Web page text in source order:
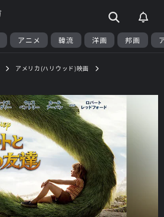
アニメ 韓流 洋画 邦画
アメリカ(ハリウッド)映画